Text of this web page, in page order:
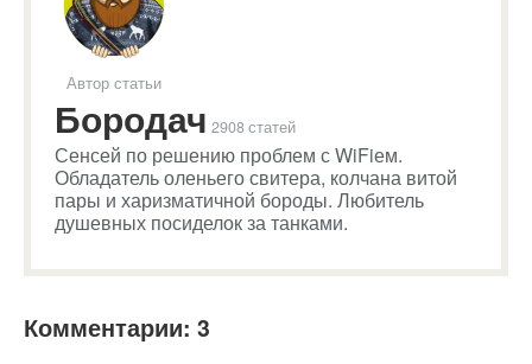
Автор статьи
Бородач 2908 статей
Сенсей по решению проблем с WiFiем.
Обладатель оленьего свитера, колчана витой
пары и харизматичной бороды. Любитель
душевных посиделок за танками.
Комментарии: 3